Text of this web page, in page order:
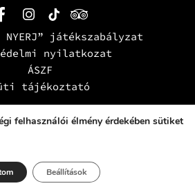
NYERJ” játékszabályzat
nyilatkozat
ÁSZF
tájékoztató
AKADÉMIA KÁVÉZÓ Kft.
felhasználói élmény érdekében sütiket
Beállítások